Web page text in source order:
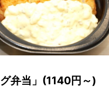
弁当」(1140円～)